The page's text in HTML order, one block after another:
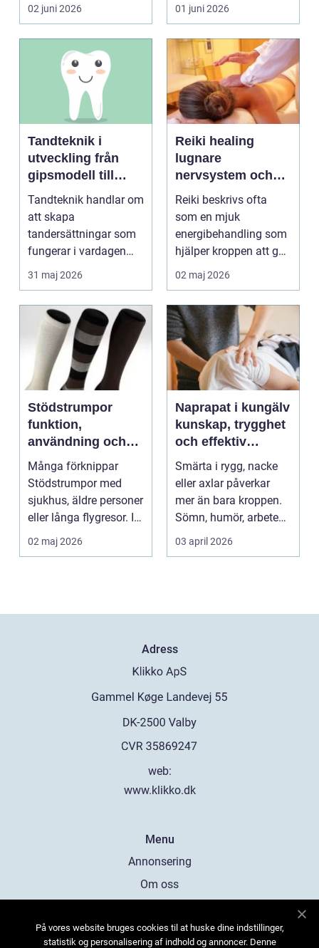
02 juni 2026 01 juni 2026
Tandteknik i
utveckling från
gipsmodell till
digitalt arbetsflöde
Tandteknik handlar om
att skapa
tandersättningar som
fungerar i vardagen
kronor, broar,
implantat, ...
31 maj 2026
Reiki healing
lugnare
nervsystem och
djupare
återhämtning
Reiki beskrivs ofta
som en mjuk
energibehandling som
hjälper kroppen att gå
från stressläge till
02 maj 2026
Stödstrumpor
funktion,
användning och
hur du väljer rätt
Många förknippar
Stödstrumpor med
sjukhus, äldre personer
eller långa flygresor. I
verkligheten är d...
02 maj 2026
Naprapat i kungälv
kunskap, trygghet
och effektiv
smärtlindring
Smärta i rygg, nacke
eller axlar påverkar
mer än bara kroppen.
Sömn, humör, arbete
och vardag blir l...
03 april 2026
Adress
web:
www.klikko.dk
Menu
Annonsering
Om oss
Kontakta oss
På vores website bruges cookies til at huske dine indstillinger,
statistik og personalisering af indhold og annoncer. Denne